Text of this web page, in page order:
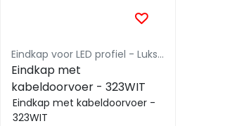
Eindkap voor LED profiel - Luksus
Eindkap met
kabeldoorvoer - 323WIT
Eindkap met kabeldoorvoer -
323WIT